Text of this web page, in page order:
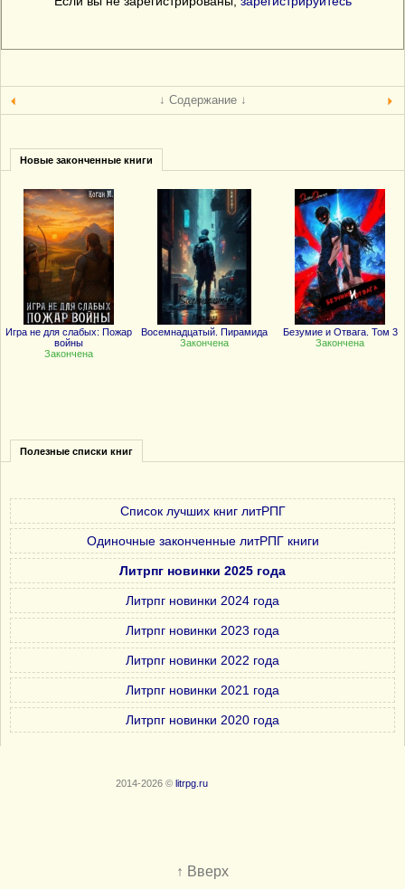
↓ Содержание ↓
Новые законченные книги
Игра не для слабых: Пожар
войны
Закончена
Восемнадцатый. Пирамида
Закончена
Безумие и Отвага. Том 3
Закончена
Полезные списки книг
Список лучших книг литРПГ
Одиночные законченные литРПГ книги
Литрпг новинки 2025 года
Литрпг новинки 2024 года
Литрпг новинки 2023 года
Литрпг новинки 2022 года
Литрпг новинки 2021 года
Литрпг новинки 2020 года
2014-2026 © litrpg.ru
↑ Вверх